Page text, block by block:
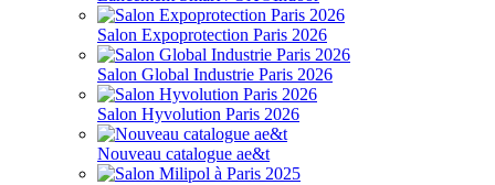
Salon Expoprotection Paris 2026
Salon Global Industrie Paris 2026
Salon Hyvolution Paris 2026
Nouveau catalogue ae&t